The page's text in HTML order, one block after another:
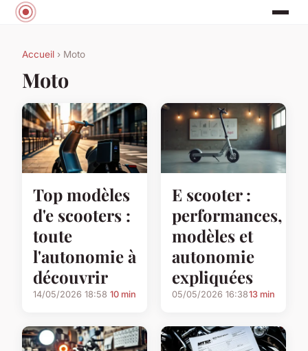
Accueil › Moto
Moto
Top modèles
d'e scooters :
toute
l'autonomie à
découvrir
14/05/2026 18:58 10 min
E scooter :
performances,
modèles et
autonomie
expliquées
05/05/2026 16:3813 min